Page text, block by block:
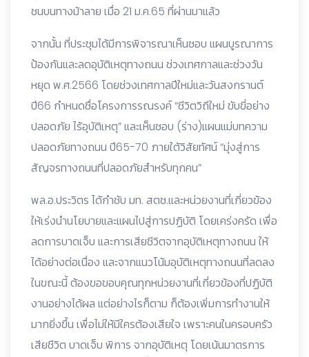
ชนบนทางม้าลาย เมื่อ 21 ม.ค.65 ที่ผ่านมาแล้ว
จากนั้น ที่ประชุมได้มีการพิจารณาเห็นชอบ แผนบูรณาการ
ป้องกันและลดอุบัติเหตุทางถนน ช่วงเทศกาลและช่วงวัน
หยุด พ.ศ.2566 โดยช่วงเทศกาลปีใหม่และวันสงกรานต์
ปี66 กำหนดชื่อโครงการรณรงค์ “ชีวิตวิถีใหม่ ขับขี่อย่าง
ปลอดภัย ไร้อุบัติเหตุ” และเห็นชอบ (ร่าง)แผนแม่บทความ
ปลอดภัยทางถนน ปี65-70 ภายใต้วิสัยทัศน์ “มุ่งสู่การ
สัญจรทางถนนที่ปลอดภัยสำหรับทุกคน”
พล.อ.ประวิตร ได้กำชับ มท. สตช.และหน่วยงานที่เกี่ยวข้อง
ให้เร่งนำนโยบายและแผนไปสู่การปฏิบัติ โดยเคร่งครัด เพื่อ
ลดการบาดเจ็บ และการเสียชีวิตจากอุบัติเหตุทางถนน ให้
ได้อย่างต่อเนื่อง และจากแนวโน้มอุบัติเหตุทางถนนที่ลดลง
ในขณะนี้ ต้องขอขอบคุณทุกหน่วยงานที่เกี่ยวข้องที่ปฏิบัติ
งานอย่างได้ผล แต่อย่างไรก็ตาม ก็ต้องเพิ่มการทำงานให้
มากยิ่งขึ้น เพื่อไม่ให้มีใครต้องเสียใจ เพราะคนในครอบครัว
เสียชีวิต บาดเจ็บ พิการ จากอุบัติเหตุ โดยเน้นมาตรการ